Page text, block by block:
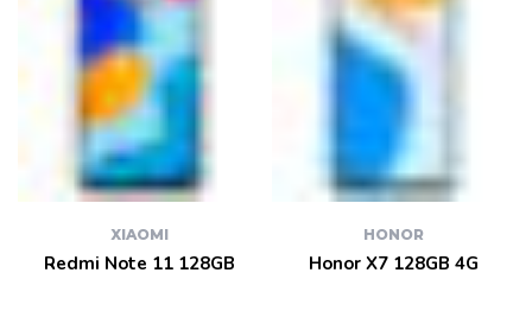
XIAOMI
Redmi Note 11 128GB
HONOR
Honor X7 128GB 4G